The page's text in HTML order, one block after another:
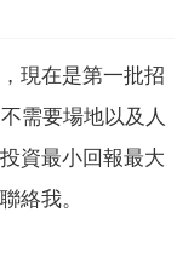
現在是第一批招
需要場地以及人
資最小回報最大
絡我。